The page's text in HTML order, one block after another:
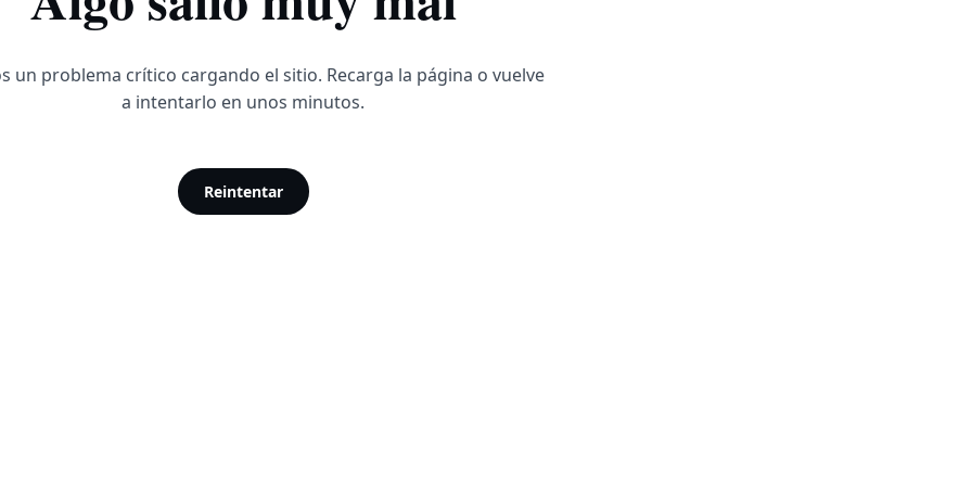
un problema crítico cargando el sitio. Recarga la página o vuelve
a intentarlo en unos minutos.
Reintentar